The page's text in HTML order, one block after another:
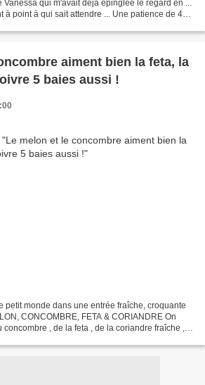
qui m'avait déjà épinglée le regard en ...
à point à qui sait attendre ... Une patience de 4
aiment bien la feta, la
5 baies aussi !
petit monde dans une entrée fraîche, croquante
CONCOMBRE, FETA & CORIANDRE On
, de la feta , de la coriandre fraîche ,